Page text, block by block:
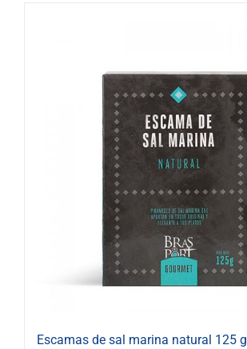
Escamas de sal marina natural 125 g